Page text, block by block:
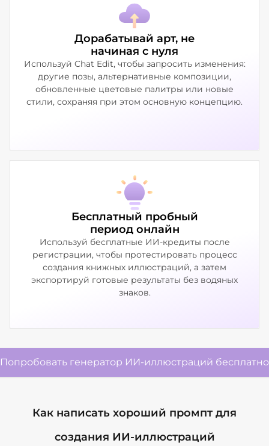
Дорабатывай арт, не
начиная с нуля
Используй Chat Edit, чтобы запросить изменения:
другие позы, альтернативные композиции,
обновленные цветовые палитры или новые
стили, сохраняя при этом основную концепцию.
Бесплатный пробный
период онлайн
Используй бесплатные ИИ-кредиты после
регистрации, чтобы протестировать процесс
создания книжных иллюстраций, а затем
экспортируй готовые результаты без водяных
знаков.
Попробовать генератор ИИ-иллюстраций бесплатно
Как написать хороший промпт для
создания ИИ-иллюстраций